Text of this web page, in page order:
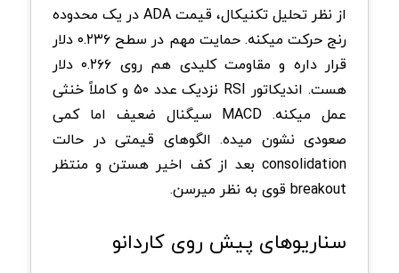
از نظر تحلیل تکنیکال، قیمت ADA در یک محدوده
رنج حرکت میکنه. حمایت مهم در سطح ۰.۲۳۶ دلار
قرار داره و مقاومت کلیدی هم روی ۰.۲۶۶ دلار
هست. اندیکاتور RSI نزدیک عدد ۵۰ و کاملاً خنثی
عمل میکنه. MACD سیگنال ضعیف اما کمی
صعودی نشون میده. الگوهای قیمتی در حالت
consolidation بعد از کف اخیر هستن و منتظر
breakout قوی به نظر میرسن.
سناریوهای پیش روی کاردانو